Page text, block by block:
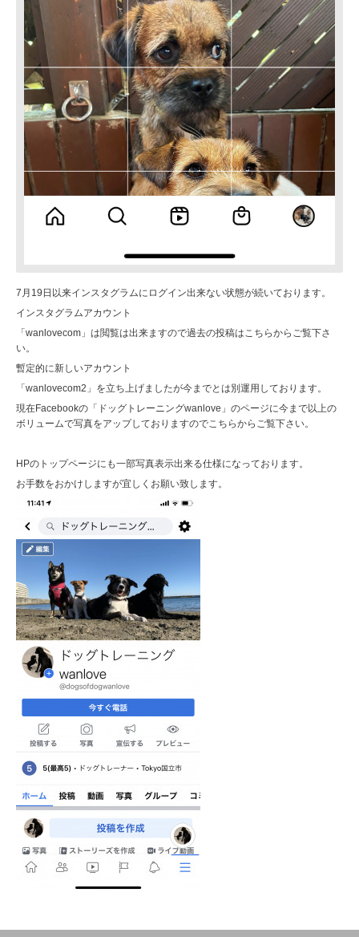
7月19日以来インスタグラムにログイン出来ない状態が続いております。
インスタグラムアカウント
「wanlovecom」は閲覧は出来ますので過去の投稿はこちらからご覧下さ
い。
暫定的に新しいアカウント
「wanlovecom2」を立ち上げましたが今までとは別運用しております。
現在Facebookの「ドッグトレーニングwanlove」のページに今まで以上の
ボリュームで写真をアップしておりますのでこちらからご覧下さい。
HPのトップページにも一部写真表示出来る仕様になっております。
お手数をおかけしますが宜しくお願い致します。